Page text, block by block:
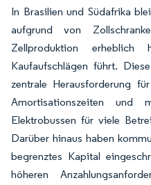
In Brasilien und Südafrika
aufgrund von
Zellproduktion
Kaufaufschlägen führt.
zentrale Herausforderung
Amortisationszeiten und
Elektrobussen für viele
Darüber hinaus haben
begrenztes Kapital
höheren